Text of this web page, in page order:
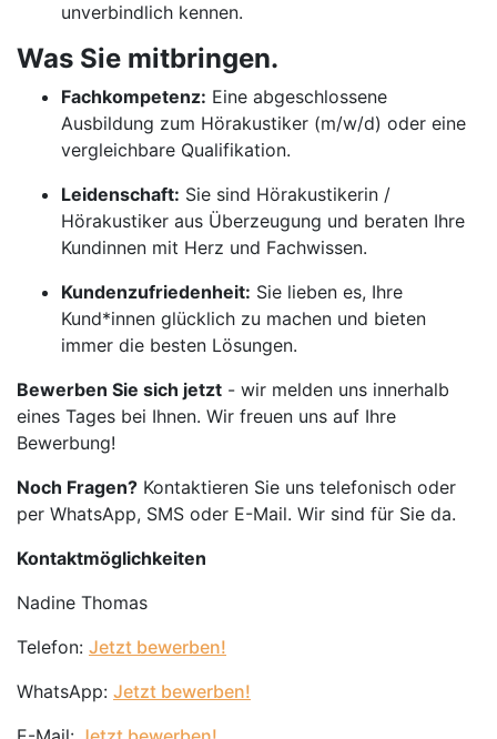
unverbindlich kennen.
Was Sie mitbringen.
Fachkompetenz: Eine abgeschlossene
Ausbildung zum Hörakustiker (m/w/d) oder eine
vergleichbare Qualifikation.
Leidenschaft: Sie sind Hörakustikerin /
Hörakustiker aus Überzeugung und beraten Ihre
Kundinnen mit Herz und Fachwissen.
Kundenzufriedenheit: Sie lieben es, Ihre
Kund*innen glücklich zu machen und bieten
immer die besten Lösungen.
Bewerben Sie sich jetzt - wir melden uns innerhalb
eines Tages bei Ihnen. Wir freuen uns auf Ihre
Bewerbung!
Noch Fragen? Kontaktieren Sie uns telefonisch oder
per WhatsApp, SMS oder E-Mail. Wir sind für Sie da.
Kontaktmöglichkeiten
Nadine Thomas
Telefon: Jetzt bewerben!
WhatsApp: Jetzt bewerben!